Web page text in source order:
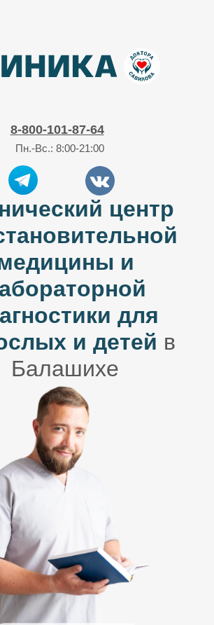
8-800-101-87-64
Пн.-Вс.: 8:00-21:00
центр
и
для
и детей в
Балашихе